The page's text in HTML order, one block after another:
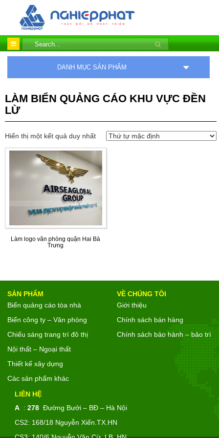
DANH MỤC SẢN PHẨM
LÀM BIỂN QUẢNG CÁO KHU VỰC ĐỀN
LỪ
Hiển thị một kết quả duy nhất
Làm logo văn phòng quận Hai Bà
Trưng
SẢN PHẨM
Biển quảng cáo tòa nhà
Biển công ty – Văn phòng
Chiếu sáng trang trí đô thị
Nội thất – Ngoại thất
Thiết kế xây dựng
Các sản phẩm khác
VỀ CHÚNG TÔI
Giới thiệu
Chính sách bán hàng
Chính sách bảo hành – bảo trì
LIÊN HỆ
A : 278 Đường Bưởi – BĐ – Hà Nội
CS2: 168/18 Nguyễn Xiển.TX.HN